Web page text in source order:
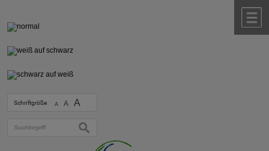
Schriftgröße A A A
suchen